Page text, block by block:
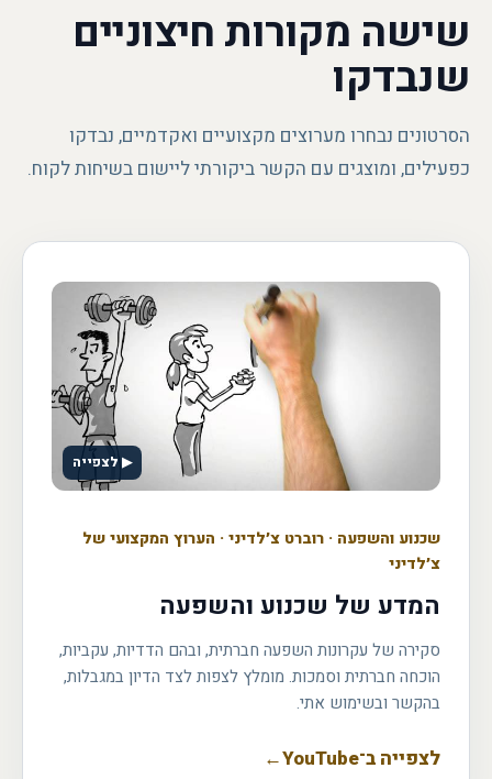
שישה מקורות חיצוניים
שנבדקו
הסרטונים נבחרו מערוצים מקצועיים ואקדמיים, נבדקו
כפעילים, ומוצגים עם הקשר ביקורתי ליישום בשיחות לקוח.
▶ לצפייה
שכנוע והשפעה · רוברט צ׳לדיני · הערוץ המקצועי של
צ׳לדיני
המדע של שכנוע והשפעה
סקירה של עקרונות השפעה חברתית, ובהם הדדיות, עקביות,
הוכחה חברתית וסמכות. מומלץ לצפות לצד הדיון במגבלות,
בהקשר ובשימוש אתי.
לצפייה ב־YouTube ←